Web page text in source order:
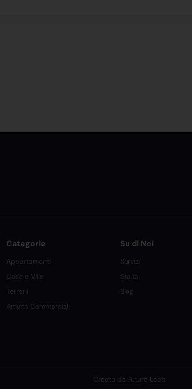
Categorie
Appartamenti
Case e Ville
Terreni
Attività Commerciali
Su di Noi
Servizi
Storia
Blog
Creato da Future Labs